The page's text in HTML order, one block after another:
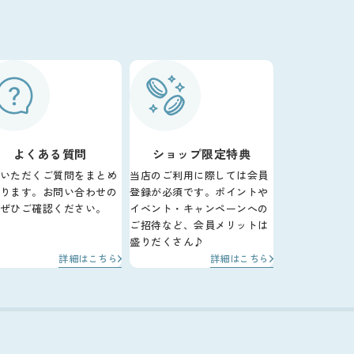
よくある質問
ただくご質問をまとめ
ます。お問い合わせの
ひご確認ください。
詳細はこちら
ショップ限定特典
当店のご利用に際しては会員
登録が必須です。ポイントや
イベント・キャンペーンへの
ご招待など、会員メリットは
盛りだくさん♪
詳細はこちら